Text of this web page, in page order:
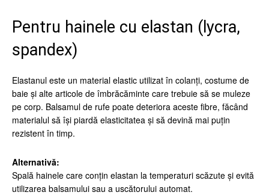
Pentru hainele cu elastan (lycra,
spandex)
Elastanul este un material elastic utilizat în colanți, costume de
baie și alte articole de îmbrăcăminte care trebuie să se muleze
pe corp. Balsamul de rufe poate deteriora aceste fibre, făcând
materialul să își piardă elasticitatea și să devină mai puțin
rezistent în timp.
Alternativă:
Spală hainele care conțin elastan la temperaturi scăzute și evită
utilizarea balsamului sau a uscătorului automat.